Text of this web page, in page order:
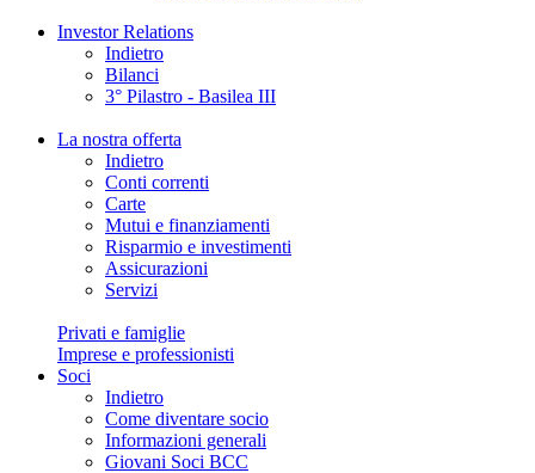
Investor Relations
Indietro
Bilanci
3° Pilastro - Basilea III
La nostra offerta
Indietro
Conti correnti
Carte
Mutui e finanziamenti
Risparmio e investimenti
Assicurazioni
Servizi
Privati e famiglie
Imprese e professionisti
Soci
Indietro
Come diventare socio
Informazioni generali
Giovani Soci BCC